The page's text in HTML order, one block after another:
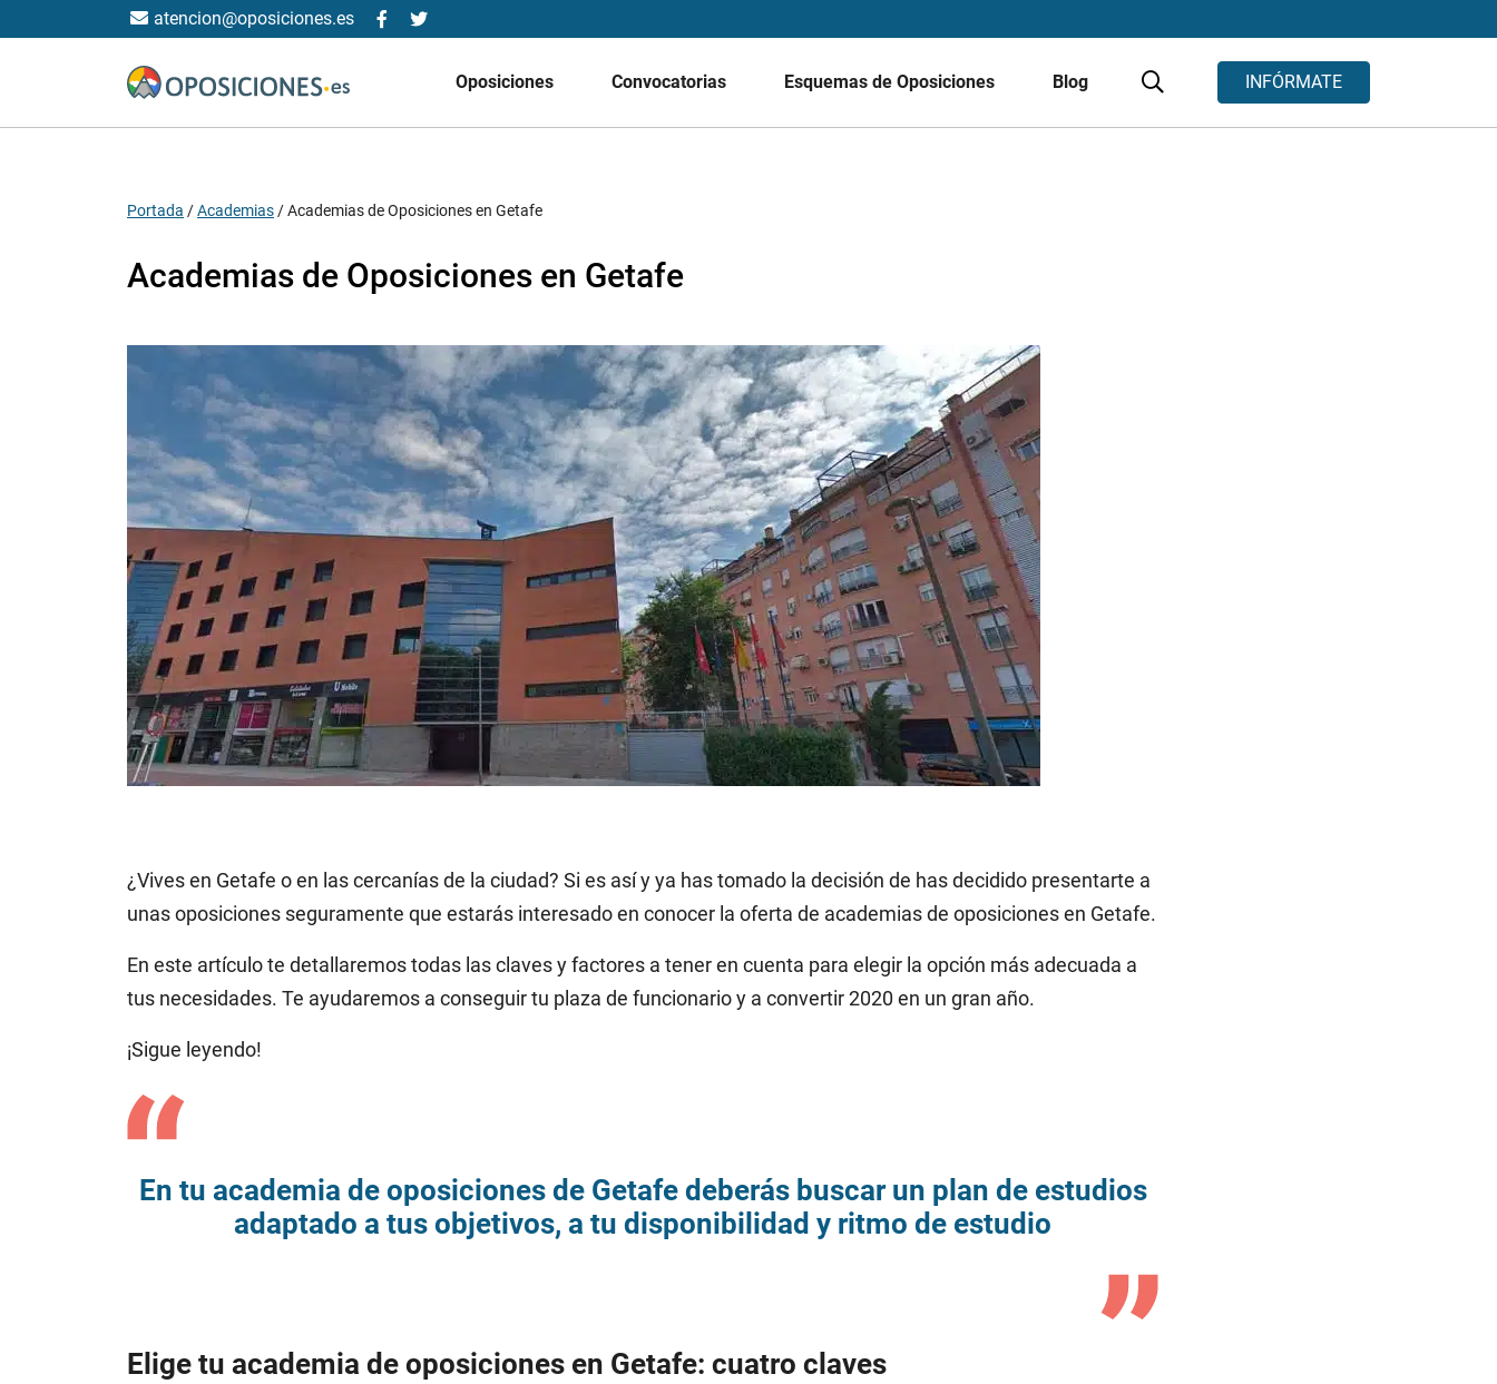
atencion@oposiciones.es
Oposiciones Convocatorias Esquemas de Oposiciones Blog INFÓRMATE
Portada /Academias /Academias de Oposiciones en Getafe
Academias de Oposiciones en Getafe
¿Vives en Getafe o en las cercanías de la ciudad? Si es así y ya has tomado la decisión de has decidido presentarte a
unas oposiciones seguramente que estarás interesado en conocer la oferta de academias de oposiciones en Getafe.
En este artículo te detallaremos todas las claves y factores a tener en cuenta para elegir la opción más adecuada a
tus necesidades. Te ayudaremos a conseguir tu plaza de funcionario y a convertir 2020 en un gran año.
¡Sigue leyendo!
En tu academia de oposiciones de Getafe deberás buscar un plan de estudios
adaptado a tus objetivos, a tu disponibilidad y ritmo de estudio
Elige tu academia de oposiciones en Getafe: cuatro claves